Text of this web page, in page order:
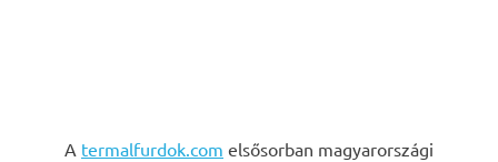
A termalfurdok.com elsősorban magyarországi